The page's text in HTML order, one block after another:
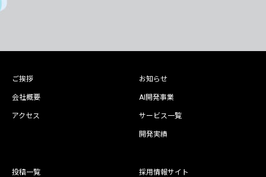
ご挨拶
会社概要
アクセス
お知らせ
AI開発事業
サービス一覧
開発実績
投稿一覧 採用情報サイト